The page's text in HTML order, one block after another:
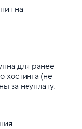
на
для ранее
хостинга (не
за неуплату.